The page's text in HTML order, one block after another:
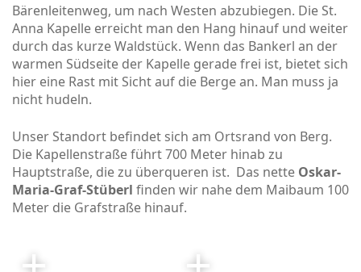
Bärenleitenweg, um nach Westen abzubiegen. Die St.
Anna Kapelle erreicht man den Hang hinauf und weiter
durch das kurze Waldstück. Wenn das Bankerl an der
warmen Südseite der Kapelle gerade frei ist, bietet sich
hier eine Rast mit Sicht auf die Berge an. Man muss ja
nicht hudeln.
Unser Standort befindet sich am Ortsrand von Berg.
Die Kapellenstraße führt 700 Meter hinab zu
Hauptstraße, die zu überqueren ist. Das nette Oskar-
Maria-Graf-Stüberl finden wir nahe dem Maibaum 100
Meter die Grafstraße hinauf.